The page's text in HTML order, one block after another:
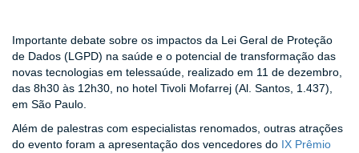
Importante debate sobre os impactos da Lei Geral de Proteção
de Dados (LGPD) na saúde e o potencial de transformação das
novas tecnologias em telessaúde, realizado em 11 de dezembro,
das 8h30 às 12h30, no hotel Tivoli Mofarrej (Al. Santos, 1.437),
em São Paulo.
Além de palestras com especialistas renomados, outras atrações
do evento foram a apresentação dos vencedores do IX Prêmio